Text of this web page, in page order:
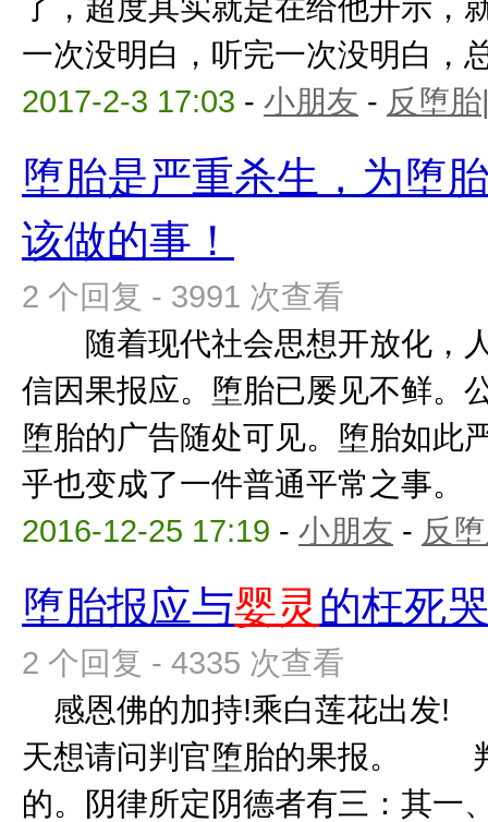
一次没明白，听完一次没明白，
2017-2-3 17:03 - 小朋友 - 反堕
堕胎是严重杀生，为堕胎
该做的事！
2 个回复 - 3991 次查看
随着现代社会思想开放化，
信因果报应。堕胎已屡见不鲜。
堕胎的广告随处可见。堕胎如此
乎也变成了一件普通平常之事
2016-12-25 17:19 - 小朋友 - 反
堕胎报应与婴灵 的枉死
2 个回复 - 4335 次查看
感恩佛的加持!乘白莲花出发
天想请问判官堕胎的果报。
的。阴律所定阴德者有三：其一